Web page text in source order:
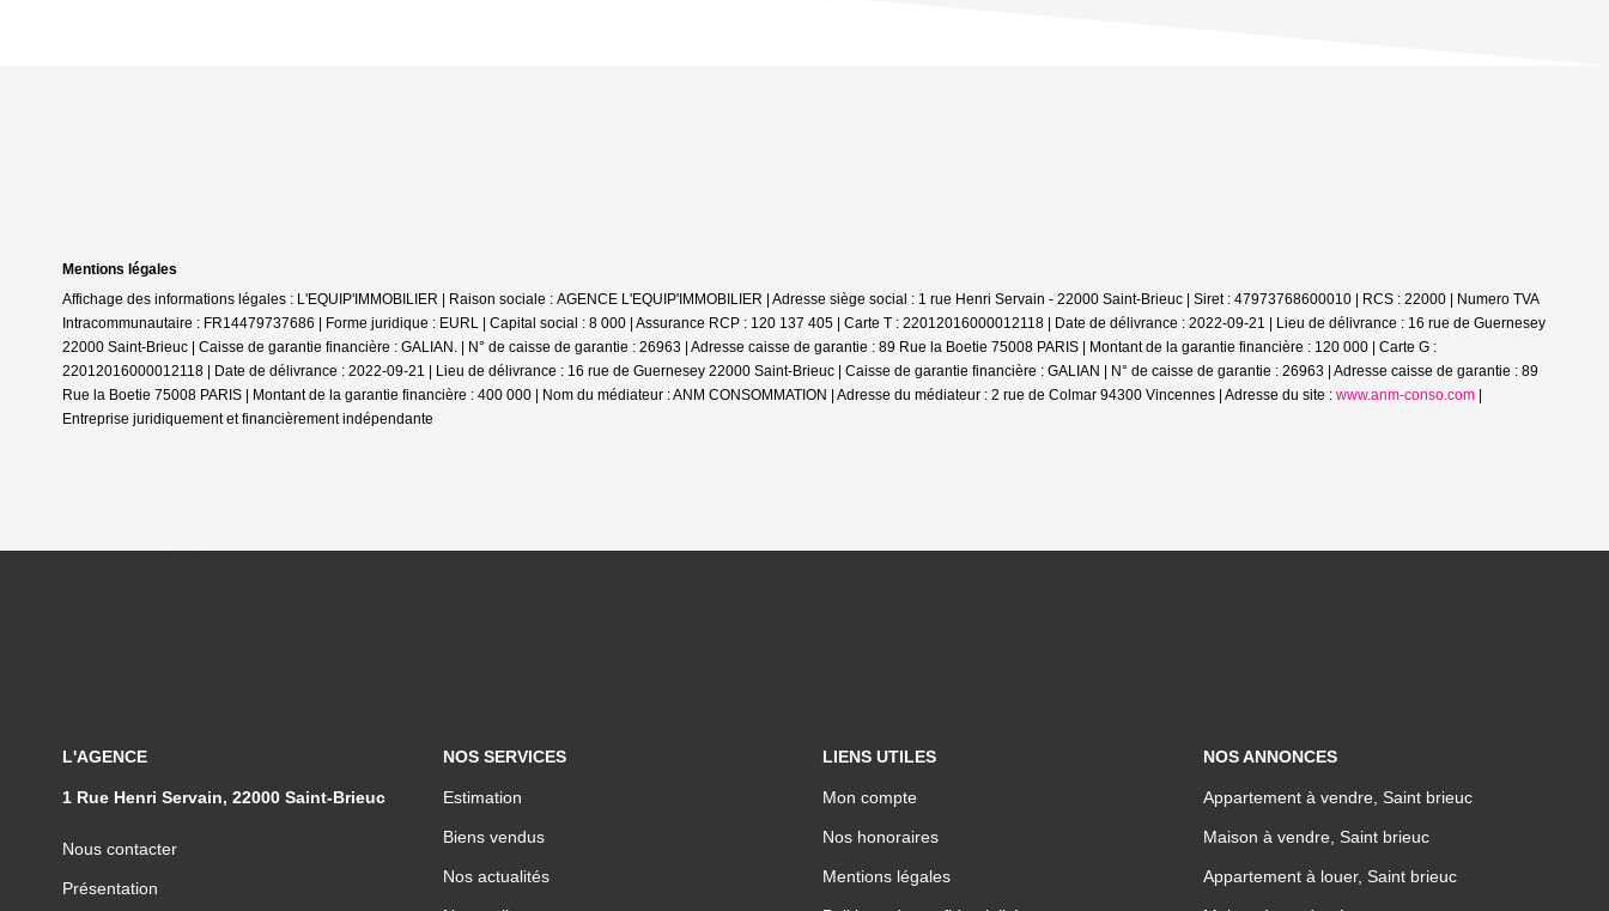
Mentions légales
Affichage des informations légales : L'EQUIP'IMMOBILIER | Raison sociale : AGENCE L'EQUIP'IMMOBILIER | Adresse siège social : 1 rue Henri Servain - 22000 Saint-Brieuc | Siret : 47973768600010 | RCS : 22000 | Numero TVA
Intracommunautaire : FR14479737686 | Forme juridique : EURL | Capital social : 8 000 | Assurance RCP : 120 137 405 | Carte T : 22012016000012118 | Date de délivrance : 2022-09-21 | Lieu de délivrance : 16 rue de Guernesey
22000 Saint-Brieuc | Caisse de garantie financière : GALIAN. | N° de caisse de garantie : 26963 | Adresse caisse de garantie : 89 Rue la Boetie 75008 PARIS | Montant de la garantie financière : 120 000 | Carte G :
22012016000012118 | Date de délivrance : 2022-09-21 | Lieu de délivrance : 16 rue de Guernesey 22000 Saint-Brieuc | Caisse de garantie financière : GALIAN | N° de caisse de garantie : 26963 | Adresse caisse de garantie : 89
Rue la Boetie 75008 PARIS | Montant de la garantie financière : 400 000 | Nom du médiateur : ANM CONSOMMATION | Adresse du médiateur : 2 rue de Colmar 94300 Vincennes | Adresse du site : www.anm-conso.com
Entreprise juridiquement et financièrement indépendante
L'AGENCE
1 Rue Henri Servain, 22000 Saint-Brieuc
Nous contacter
Présentation
NOS SERVICES
Estimation
Biens vendus
Nos actualités
LIENS UTILES
Mon compte
Nos honoraires
Mentions légales
NOS ANNONCES
Appartement à vendre, Saint brieuc
Maison à vendre, Saint brieuc
Appartement à louer, Saint brieuc